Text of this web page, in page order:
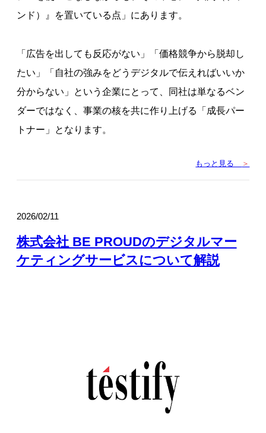
ンド）』を置いている点」にあります。
「広告を出しても反応がない」「価格競争から脱却し
たい」「自社の強みをどうデジタルで伝えればいいか
分からない」という企業にとって、同社は単なるベン
ダーではなく、事業の核を共に作り上げる「成長パー
トナー」となります。
もっと見る ＞
2026/02/11
株式会社 BE PROUDのデジタルマー
ケティングサービスについて解説